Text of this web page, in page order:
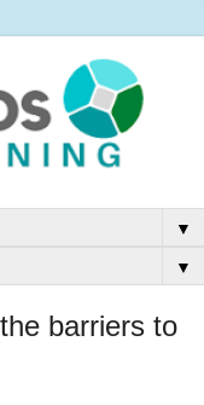
▼
▼
barriers to